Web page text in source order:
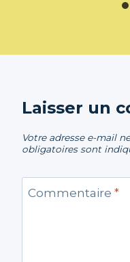
Laisser un
Votre adresse e-mail
obligatoires sont
Commentaire *